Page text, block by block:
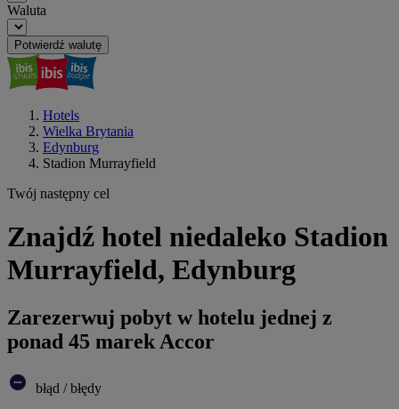
Waluta
Potwierdź walutę
Hotels
Wielka Brytania
Edynburg
Stadion Murrayfield
Twój następny cel
Znajdź hotel niedaleko Stadion
Murrayfield, Edynburg
Zarezerwuj pobyt w hotelu jednej z
ponad 45 marek Accor
błąd / błędy